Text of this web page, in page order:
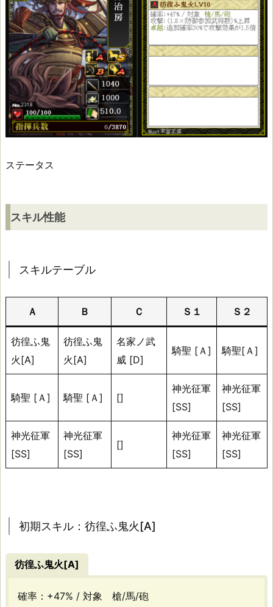
3
1
8
大
野
治
ス
キ
性
能
ス
ル
テ
ブ
ス
ル：
徨
ステータス
スキル性能
スキルテーブル
Ａ Ｂ Ｃ Ｓ１ Ｓ２
彷徨ふ鬼
火[A]
彷徨ふ鬼
火[A]
名家ノ武
威 [D]
騎聖 [Ａ] 騎聖[Ａ]
騎聖 [Ａ] 騎聖 [Ａ] []
神光征軍
[SS]
神光征軍
[SS]
神光征軍
[SS]
神光征軍
[SS]
[]
神光征軍
[SS]
神光征軍
[SS]
初期スキル：彷徨ふ鬼火[A]
彷徨ふ鬼火[A]
確率：+47% / 対象 槍/馬/砲